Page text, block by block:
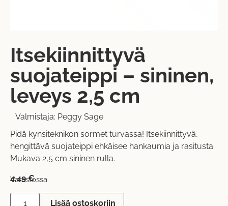
Itsekiinnittyvä
suojateippi – sininen,
leveys 2,5 cm
Valmistaja: Peggy Sage
Pidä kynsiteknikon sormet turvassa! Itsekiinnittyvä,
hengittävä suojateippi ehkäisee hankaumia ja rasitusta.
Mukava 2,5 cm sininen rulla.
4,49€
Varastossa
Lisää ostoskoriin